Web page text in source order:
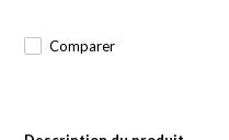
Comparer